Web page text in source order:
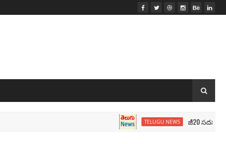
TELUGU NEWS జీ20 సదస్సు.. మోదీ